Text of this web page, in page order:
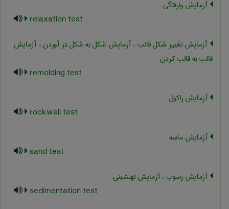
آزمایش وارفتگی
relaxation test
آزمایش تغییر شکل قالب ، آزمایش شکل به شکل در آوردن ، آزمایش
قالب به قالب کردن
remolding test
آزمایش راکول
rockwell test
آزمایش ماسه
sand test
آزمایش رسوب ، آزمایش تهنشینی
sedimentation test